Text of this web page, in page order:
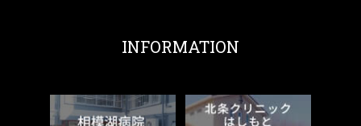
INFORMATION